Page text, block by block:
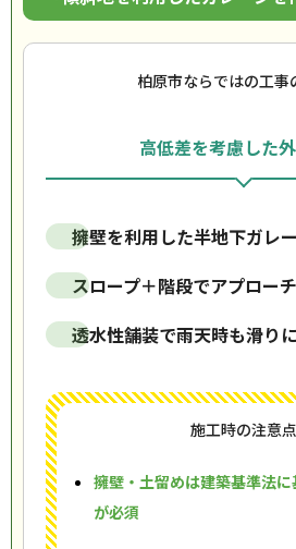
柏原市ならではの工事
高低差を考慮した
擁壁を利用した半地下ガレ
スロープ＋階段でアプロー
透水性舗装で雨天時も滑り
施工時の注意点
擁壁・土留めは建築基準法
が必須